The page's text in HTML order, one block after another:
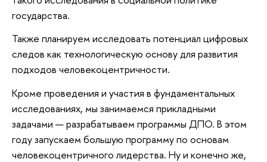
государства.
Также планируем исследовать потенциал цифровых
следов как технологическую основу для развития
подходов человекоцентричности.
Кроме проведения и участия в фундаментальных
исследованиях, мы занимаемся прикладными
задачами — разрабатываем программы ДПО. В этом
году запускаем большую программу по основам
человекоцентричного лидерства. Ну и конечно же,